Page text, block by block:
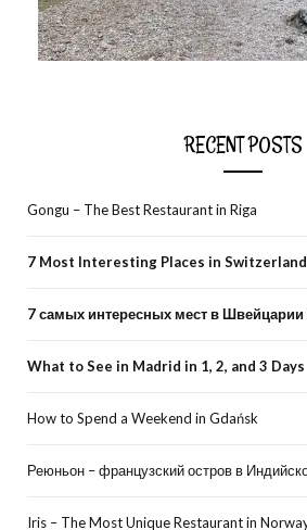
RECENT POSTS
Gongu – The Best Restaurant in Riga
7 Most Interesting Places in
7 самых интересных мест в Швейцарии
What to See in Madrid in 1, 2, and 3 Days
How to Spend a Weekend in Gdańsk
Реюньон – французский остров в
Iris – The Most Unique Restaurant in